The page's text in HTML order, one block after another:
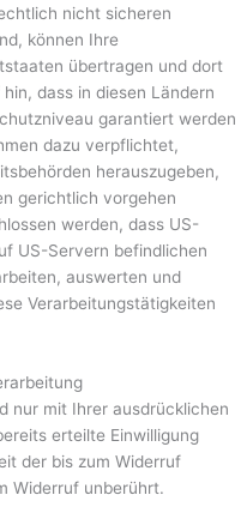
nicht sicheren
können Ihre
übertragen und dort
dass in diesen Ländern
garantiert werden
dazu verpflichtet,
herauszugeben,
gerichtlich vorgehen
werden, dass US-
US-Servern befindlichen
auswerten und
Verarbeitungstätigkeiten
nur mit Ihrer ausdrücklichen
erteilte Einwilligung
der bis zum Widerruf
Widerruf unberührt.